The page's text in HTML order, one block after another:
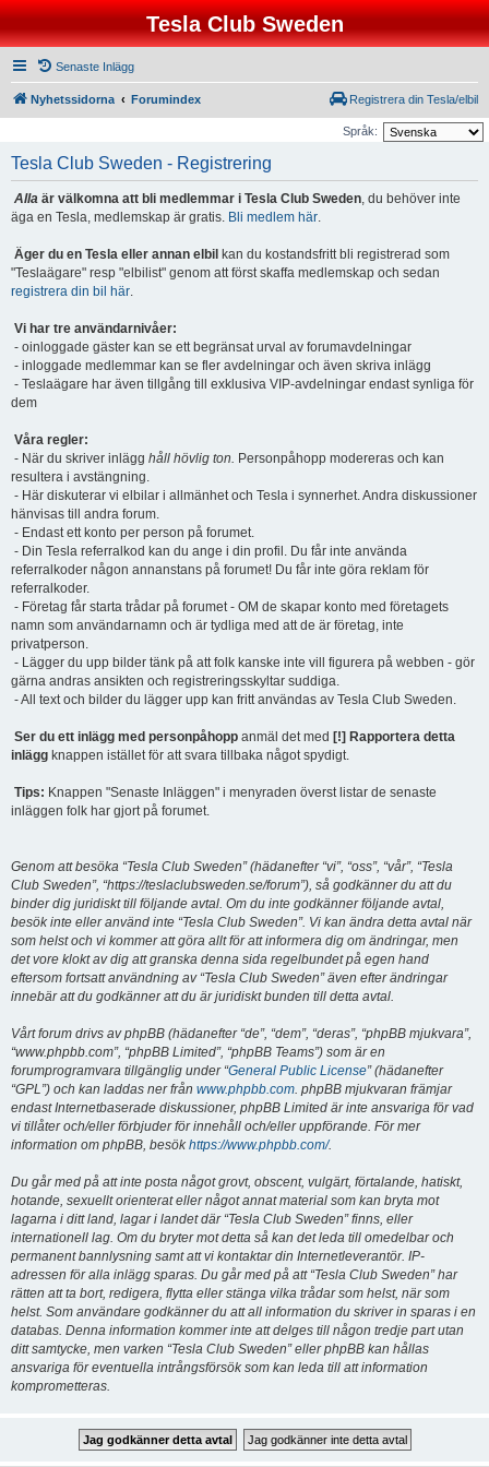
Tesla Club Sweden
Senaste Inlägg
Nyhetssidorna Forumindex Registrera din Tesla/elbil
Språk:
Tesla Club Sweden - Registrering
Alla är välkomna att bli medlemmar i Tesla Club Sweden, du behöver inte
äga en Tesla, medlemskap är gratis. Bli medlem här.
Äger du en Tesla eller annan elbil kan du kostandsfritt bli registrerad som
"Teslaägare" resp "elbilist" genom att först skaffa medlemskap och sedan
registrera din bil här.
Vi har tre användarnivåer:
- oinloggade gäster kan se ett begränsat urval av forumavdelningar
- inloggade medlemmar kan se fler avdelningar och även skriva inlägg
- Teslaägare har även tillgång till exklusiva VIP-avdelningar endast synliga för
dem
Våra regler:
- När du skriver inlägg håll hövlig ton. Personpåhopp modereras och kan
resultera i avstängning.
- Här diskuterar vi elbilar i allmänhet och Tesla i synnerhet. Andra diskussioner
hänvisas till andra forum.
- Endast ett konto per person på forumet.
- Din Tesla referralkod kan du ange i din profil. Du får inte använda
referralkoder någon annanstans på forumet! Du får inte göra reklam för
referralkoder.
- Företag får starta trådar på forumet - OM de skapar konto med företagets
namn som användarnamn och är tydliga med att de är företag, inte
privatperson.
- Lägger du upp bilder tänk på att folk kanske inte vill figurera på webben - gör
gärna andras ansikten och registreringsskyltar suddiga.
- All text och bilder du lägger upp kan fritt användas av Tesla Club Sweden.
Ser du ett inlägg med personpåhopp anmäl det med [!] Rapportera detta
inlägg knappen istället för att svara tillbaka något spydigt.
Tips: Knappen "Senaste Inläggen" i menyraden överst listar de senaste
inläggen folk har gjort på forumet.
Genom att besöka “Tesla Club Sweden” (hädanefter “vi”, “oss”, “vår”, “Tesla
Club Sweden”, “https://teslaclubsweden.se/forum”), så godkänner du att du
binder dig juridiskt till följande avtal. Om du inte godkänner följande avtal,
besök inte eller använd inte “Tesla Club Sweden”. Vi kan ändra detta avtal när
som helst och vi kommer att göra allt för att informera dig om ändringar, men
det vore klokt av dig att granska denna sida regelbundet på egen hand
eftersom fortsatt användning av “Tesla Club Sweden” även efter ändringar
innebär att du godkänner att du är juridiskt bunden till detta avtal.
Vårt forum drivs av phpBB (hädanefter “de”, “dem”, “deras”, “phpBB mjukvara”,
“www.phpbb.com”, “phpBB Limited”, “phpBB Teams”) som är en
forumprogramvara tillgänglig under “General Public License” (hädanefter
“GPL”) och kan laddas ner från www.phpbb.com. phpBB mjukvaran främjar
endast Internetbaserade diskussioner, phpBB Limited är inte ansvariga för vad
vi tillåter och/eller förbjuder för innehåll och/eller uppförande. För mer
information om phpBB, besökhttps://www.phpbb.com/.
Du går med på att inte posta något grovt, obscent, vulgärt, förtalande, hatiskt,
hotande, sexuellt orienterat eller något annat material som kan bryta mot
lagarna i ditt land, lagar i landet där “Tesla Club Sweden” finns, eller
internationell lag. Om du bryter mot detta så kan det leda till omedelbar och
permanent bannlysning samt att vi kontaktar din Internetleverantör. IP-
adressen för alla inlägg sparas. Du går med på att “Tesla Club Sweden” har
rätten att ta bort, redigera, flytta eller stänga vilka trådar som helst, när som
helst. Som användare godkänner du att all information du skriver in sparas i en
databas. Denna information kommer inte att delges till någon tredje part utan
ditt samtycke, men varken “Tesla Club Sweden” eller phpBB kan hållas
ansvariga för eventuella intrångsförsök som kan leda till att information
komprometteras.